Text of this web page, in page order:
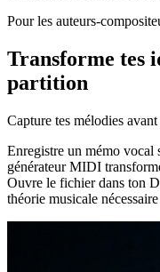
Pour les auteurs-
Transforme tes
partition
Capture tes mélodies
Enregistre un mémo vocal
générateur MIDI
Ouvre le fichier dans ton
théorie musicale